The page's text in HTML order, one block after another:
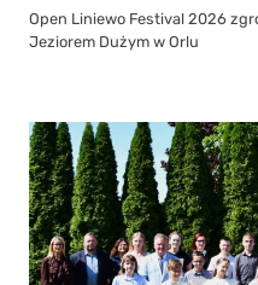
Open Liniewo Festival 2026
Jeziorem Dużym w Orlu